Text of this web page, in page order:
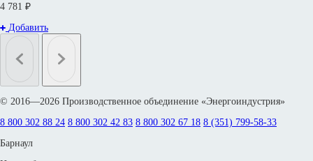
4 781 ₽
Добавить
© 2016—2026 Производственное объединение «Энергоиндустрия»
8 800 302 88 24 8 800 302 42 83 8 800 302 67 18 8 (351) 799-58-33
Барнаул